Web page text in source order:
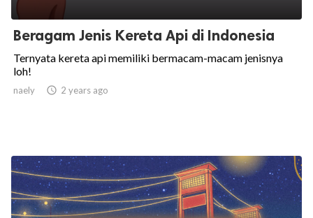
Beragam Jenis Kereta Api di Indonesia
Ternyata kereta api memiliki bermacam-macam jenisnya
loh!
naely  2 years ago